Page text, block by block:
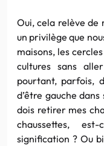
Oui, cela relève de
un privilège que
maisons, les
cultures sans
pourtant, parfois,
d’être gauche
dois retirer mes
chaussettes,
signification ? Ou